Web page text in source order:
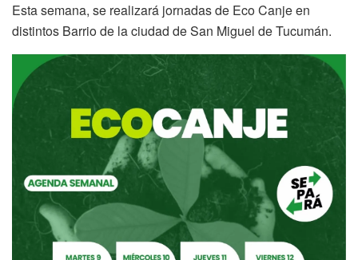
Esta semana, se realizará jornadas de Eco Canje en
distintos Barrio de la ciudad de San Miguel de Tucumán.